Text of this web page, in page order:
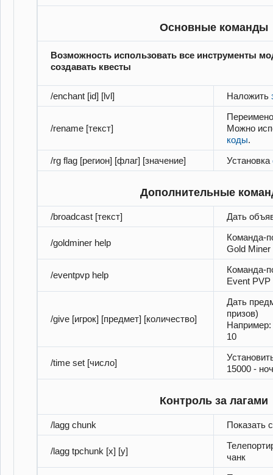
Основные команды
Возможность использовать все инструменты
создавать квесты
/enchant [id] [lvl] Наложить
/rename [текст]
Можно
коды.
/rg flag [регион] [флаг] [значение]
Установка
Дополнительные
/broadcast [текст] Дать
/goldminer help
Команда-
Gold Miner
/eventpvp help
Команда-
Event PVP
/give [игрок] [предмет] [количество]
Дать
призов)
10
/time set [число]
15000 -
Контроль за лагами
/lagg chunk Показать
/lagg tpchunk [x] [y]
чанк